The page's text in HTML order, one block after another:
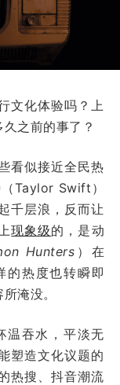
文化体验吗？上
之前的事了？
看似接近全民热
Taylor Swift）
千层浪，反而让
现象级的，是动
Hunters ）在
的热度也转瞬即
淹没。
温吞水，平淡无
塑造文化议题的
热搜、抖音潮流